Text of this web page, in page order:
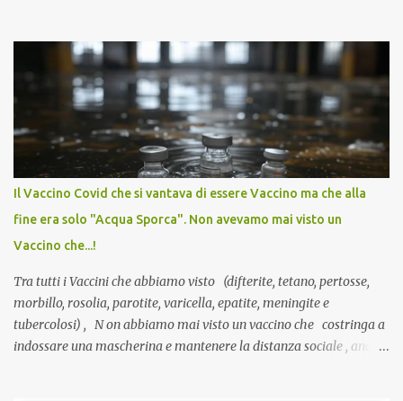
pandemia. Un interrogativo che dovrebbe scuotere chiunque abbia
ancora il coraggio di pensare con la propria testa. Per il vaccino
anti-Covid, un pro-farmaco, con autorizzazione condizionata,
sviluppato in tempi record, con tecnologie mai utilizzate prima su
larga scala, ancora oggetto di studio e di discussione
internazionale serve solo una firma. La tua. Lo si somministra
anche a persone sane, giovani, senza fattori di rischio, spesso già
serve una prescrizione. Non c’è diagnosi. Non c’è presa in carico.
L’unico atto richiesto è una fi...
Il Vaccino Covid che si vantava di essere Vaccino ma che alla
fine era solo "Acqua Sporca". Non avevamo mai visto un
Vaccino che...!
Tra tutti i Vaccini che abbiamo visto (difterite, tetano, pertosse,
morbillo, rosolia, parotite, varicella, epatite, meningite e
tubercolosi) , N on abbiamo mai visto un vaccino che costringa a
indossare una mascherina e mantenere la distanza sociale , anche